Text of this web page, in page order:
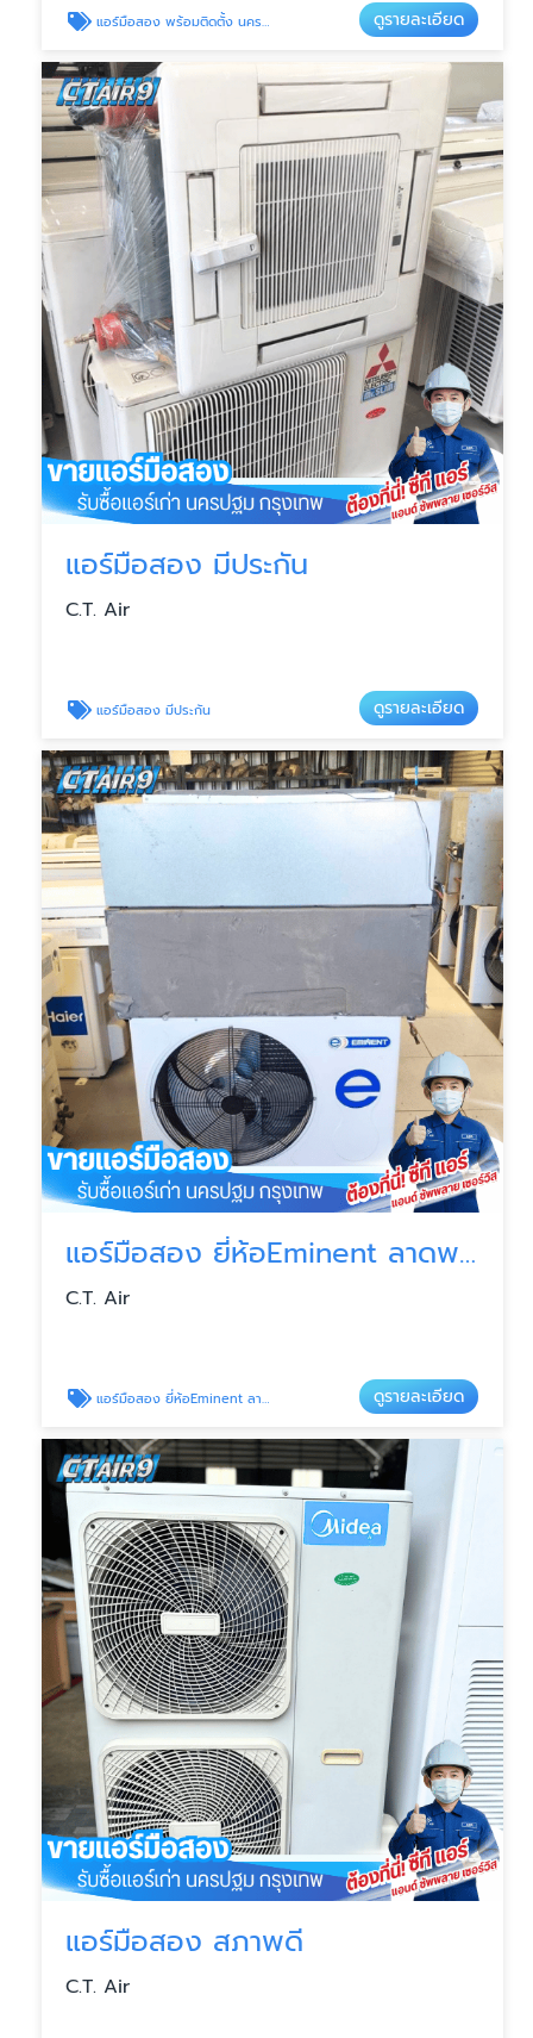
แอร์มือสอง พร้อมติดตั้ง นครปฐม ดูรายละเอียด
แอร์มือสอง มีประกัน
C.T. Air
แอร์มือสอง มีประกัน ดูรายละเอียด
แอร์มือสอง ยี่ห้อEminent ลาดพร้าว
C.T. Air
แอร์มือสอง ยี่ห้อEminent ลาดพร้าว ดูรายละเอียด
แอร์มือสอง สภาพดี
C.T. Air